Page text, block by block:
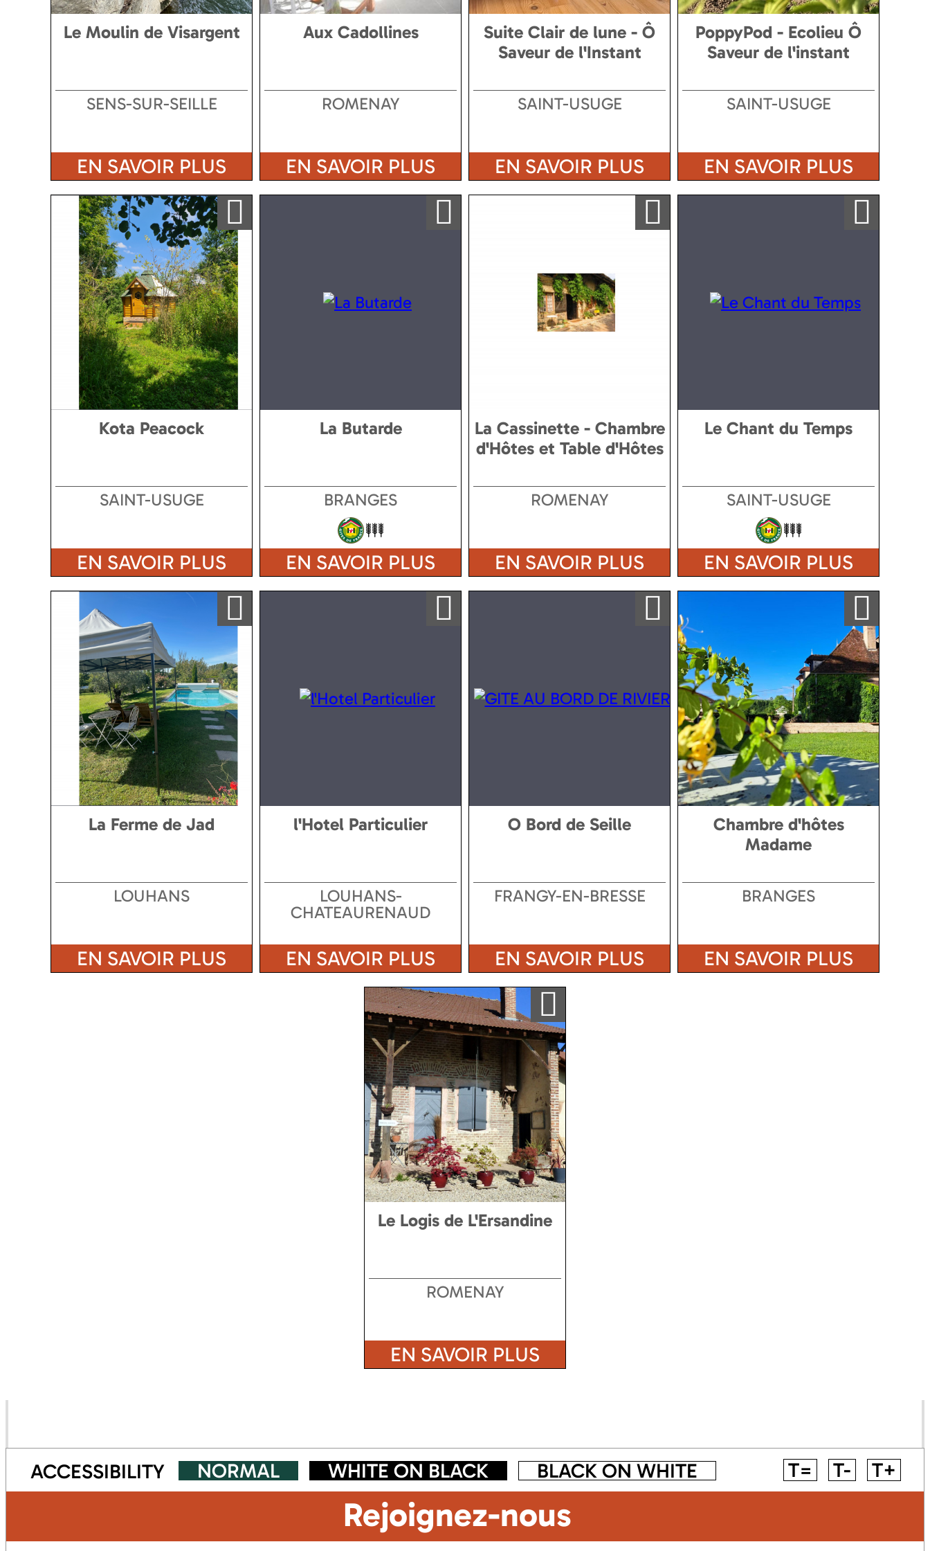
Le Moulin de Visargent
SENS-SUR-SEILLE
EN SAVOIR PLUS
Aux Cadollines
ROMENAY
EN SAVOIR PLUS
Suite Clair de lune - Ô
Saveur de l'Instant
SAINT-USUGE
EN SAVOIR PLUS
PoppyPod - Ecolieu Ô
Saveur de l'instant
SAINT-USUGE
EN SAVOIR PLUS
Ajouter a ma sélection
Kota Peacock
SAINT-USUGE
EN SAVOIR PLUS
Ajouter a ma sélection
La Butarde
BRANGES
EN SAVOIR PLUS
Ajouter a ma sélection
La Cassinette - Chambre
d'Hôtes et Table d'Hôtes
ROMENAY
EN SAVOIR PLUS
Ajouter a ma sélection
Le Chant du Temps
SAINT-USUGE
EN SAVOIR PLUS
Ajouter a ma sélection
La Ferme de Jad
LOUHANS
EN SAVOIR PLUS
Ajouter a ma sélection
l'Hotel Particulier
LOUHANS-
CHATEAURENAUD
EN SAVOIR PLUS
Ajouter a ma sélection
O Bord de Seille
FRANGY-EN-BRESSE
EN SAVOIR PLUS
Ajouter a ma sélection
Chambre d'hôtes
Madame
BRANGES
EN SAVOIR PLUS
Ajouter a ma sélection
Le Logis de L'Ersandine
ROMENAY
EN SAVOIR PLUS
ACCESSIBILITY NORMAL WHITE ON BLACK BLACK ON WHITE T= T- T+
Rejoignez-nous